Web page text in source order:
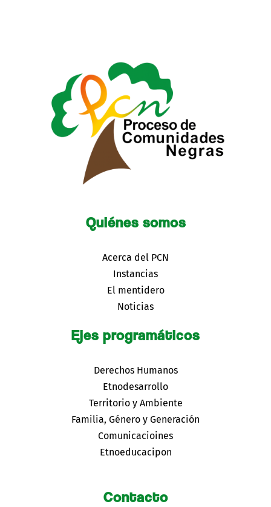
Quiénes somos
Acerca del PCN
Instancias
El mentidero
Noticias
Ejes programáticos
Derechos Humanos
Etnodesarrollo
Territorio y Ambiente
Familia, Género y Generación
Comunicacioines
Etnoeducacipon
Contacto